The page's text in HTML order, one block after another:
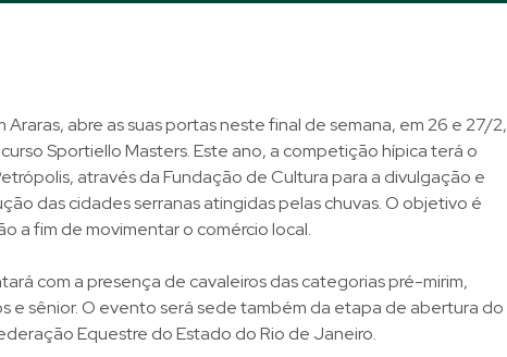
abre as suas portas neste final de semana, em 26 e 27/2,
Sportiello Masters. Este ano, a competição hípica terá o
através da Fundação de Cultura para a divulgação e
das cidades serranas atingidas pelas chuvas. O objetivo é
a fim de movimentar o comércio local.
com a presença de cavaleiros das categorias pré-mirim,
e sênior. O evento será sede também da etapa de abertura do
Equestre do Estado do Rio de Janeiro.